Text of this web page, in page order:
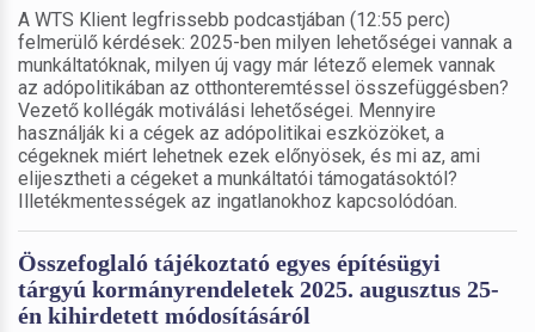
A WTS Klient legfrissebb podcastjában (12:55 perc)
felmerülő kérdések: 2025-ben milyen lehetőségei vannak a
munkáltatóknak, milyen új vagy már létező elemek vannak
az adópolitikában az otthonteremtéssel összefüggésben?
Vezető kollégák motiválási lehetőségei. Mennyire
használják ki a cégek az adópolitikai eszközöket, a
cégeknek miért lehetnek ezek előnyösek, és mi az, ami
elijesztheti a cégeket a munkáltatói támogatásoktól?
Illetékmentességek az ingatlanokhoz kapcsolódóan.
Összefoglaló tájékoztató egyes építésügyi
tárgyú kormányrendeletek 2025. augusztus 25-
én kihirdetett módosításáról